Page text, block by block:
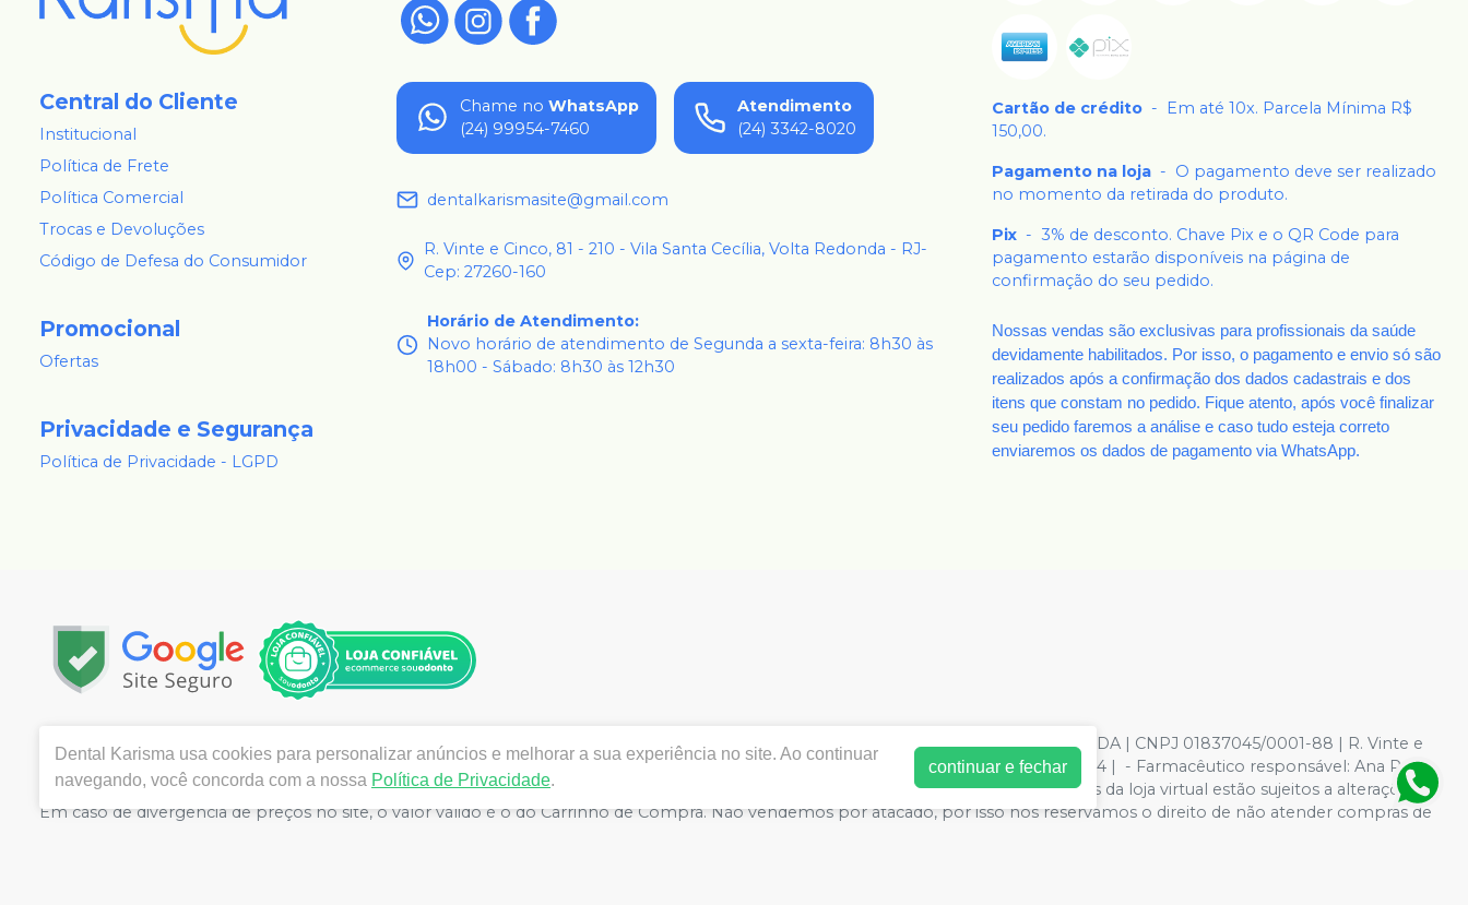
Central do Cliente
Institucional
Política de Frete
Política Comercial
Trocas e Devoluções
Código de Defesa do Consumidor
Promocional
Ofertas
Privacidade e Segurança
Política de Privacidade - LGPD
Chame no WhatsApp
(24) 99954-7460
Atendimento
(24) 3342-8020
dentalkarismasite@gmail.com
R. Vinte e Cinco, 81 - 210 - Vila Santa Cecília, Volta Redonda - RJ-
Cep: 27260-160
Horário de Atendimento:
Novo horário de atendimento de Segunda a sexta-feira: 8h30 às
18h00 - Sábado: 8h30 às 12h30
Cartão de crédito -
Em até 10x. Parcela Mínima R$
150,00.
Pagamento na loja - O pagamento deve ser realizado
no momento da retirada do produto.
Pix - 3% de desconto. Chave Pix e o QR Code para
pagamento estarão disponíveis na página de
confirmação do seu pedido.
Nossas vendas são exclusivas para profissionais da saúde
devidamente habilitados. Por isso, o pagamento e envio só são
realizados após a confirmação dos dados cadastrais e dos
itens que constam no pedido. Fique atento, após você finalizar
seu pedido faremos a análise e caso tudo esteja correto
enviaremos os dados de pagamento via WhatsApp.
Copyright © 2024 | Todos os direitos reservados | www.dentalkarisma.com.br | DENTAL KARISMA PRODUTOS ODONTOLOGICOS LTDA | CNPJ 01837045/0001-88 | R. Vinte e
Cinco, 81 - 210 - Vila Santa Cecília, Volta Redonda - RJ | Autorizações de Funcionamento ANVISA - Medicamentos: 8.26637-1 / 7.04.657-4 | - Farmacêutico responsável: Ana Paula
Valente de Souza Pereira CRF/RJ nº 26811 | Política de Privacidade e Segurança - Fotos meramente ilustrativas - Os preços e condições da loja virtual estão sujeitos a alterações.
Em caso de divergência de preços no site, o valor válido é o do Carrinho de Compra. Não vendemos por atacado, por isso nos reservamos o direito de não atender compras de
Dental Karisma usa cookies para personalizar anúncios e melhorar a sua experiência no site. Ao continuar
navegando, você concorda com a nossa Política de Privacidade.
continuar e fechar